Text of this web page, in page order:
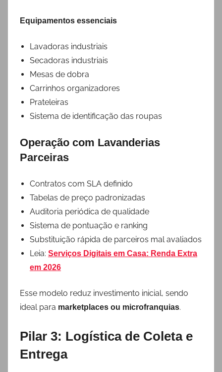
Equipamentos essenciais
Lavadoras industriais
Secadoras industriais
Mesas de dobra
Carrinhos organizadores
Prateleiras
Sistema de identificação das roupas
Operação com Lavanderias
Parceiras
Contratos com SLA definido
Tabelas de preço padronizadas
Auditoria periódica de qualidade
Sistema de pontuação e ranking
Substituição rápida de parceiros mal avaliados
Leia: Serviços Digitais em Casa: Renda Extra
em 2026
Esse modelo reduz investimento inicial, sendo
ideal para marketplaces ou microfranquias.
Pilar 3: Logística de Coleta e
Entrega